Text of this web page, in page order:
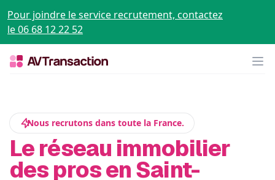
Pour joindre le service recrutement, contactez
le 06 68 12 22 52
Nous recrutons dans toute la France.
Le réseau immobilier
des pros en Saint-